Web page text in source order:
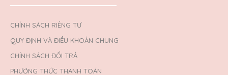
CHÍNH SÁCH RIÊNG TƯ
QUY ĐỊNH VÀ ĐIỀU KHOẢN CHUNG
CHÍNH SÁCH ĐỔI TRẢ
PHƯƠNG THỨC THANH TOÁN